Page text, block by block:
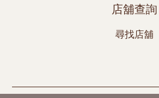
店舖查詢
尋找店舖